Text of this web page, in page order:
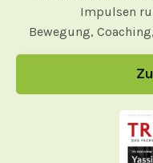
Impulsen
Bewegung,